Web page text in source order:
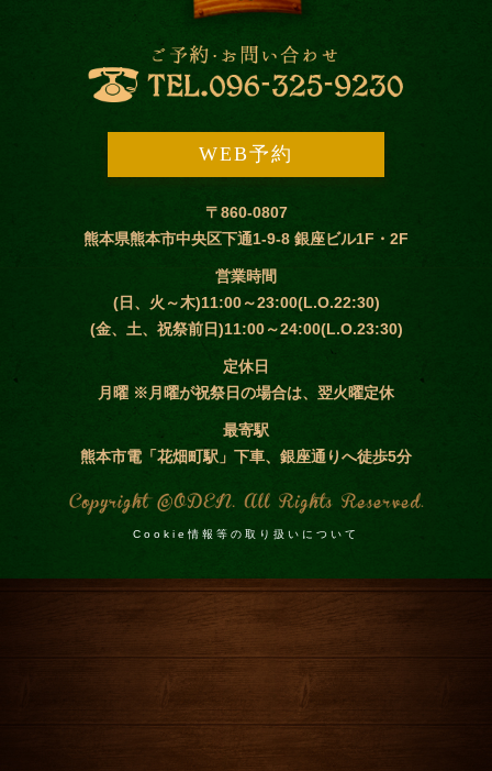
WEB予約
〒860-0807
熊本県熊本市中央区下通1-9-8 銀座ビル1F・2F
営業時間
(日、火～木)11:00～23:00(L.O.22:30)
(金、土、祝祭前日)11:00～24:00(L.O.23:30)
定休日
月曜 ※月曜が祝祭日の場合は、翌火曜定休
最寄駅
熊本市電「花畑町駅」下車、銀座通りへ徒歩5分
Cookie情報等の取り扱いについて